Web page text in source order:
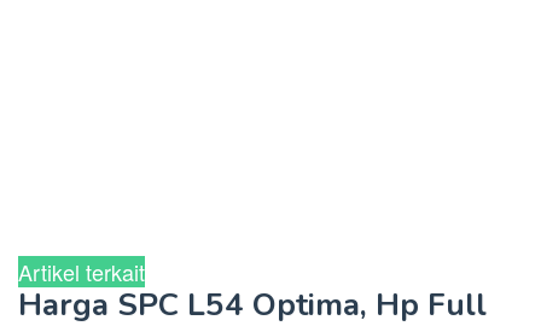
Artikel terkait
Harga SPC L54 Optima, Hp Full